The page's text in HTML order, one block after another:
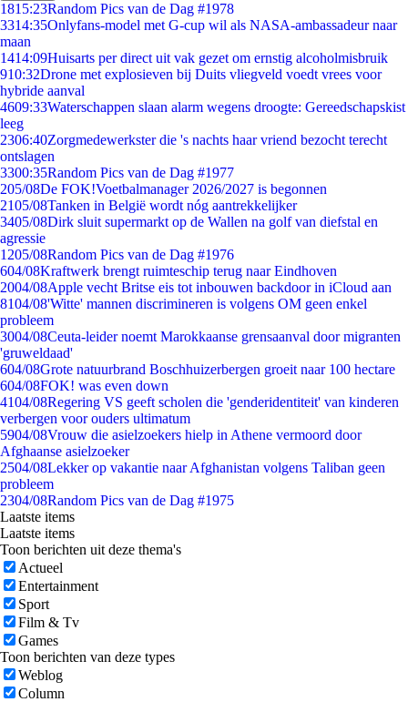
1815:23Random Pics van de Dag #1978
3314:35Onlyfans-model met G-cup wil als NASA-ambassadeur naar
maan
1414:09Huisarts per direct uit vak gezet om ernstig alcoholmisbruik
910:32Drone met explosieven bij Duits vliegveld voedt vrees voor
hybride aanval
4609:33Waterschappen slaan alarm wegens droogte: Gereedschapskist
leeg
2306:40Zorgmedewerkster die 's nachts haar vriend bezocht terecht
ontslagen
3300:35Random Pics van de Dag #1977
205/08De FOK!Voetbalmanager 2026/2027 is begonnen
2105/08Tanken in België wordt nóg aantrekkelijker
3405/08Dirk sluit supermarkt op de Wallen na golf van diefstal en
agressie
1205/08Random Pics van de Dag #1976
604/08Kraftwerk brengt ruimteschip terug naar Eindhoven
2004/08Apple vecht Britse eis tot inbouwen backdoor in iCloud aan
8104/08'Witte' mannen discrimineren is volgens OM geen enkel
probleem
3004/08Ceuta-leider noemt Marokkaanse grensaanval door migranten
'gruweldaad'
604/08Grote natuurbrand Boschhuizerbergen groeit naar 100 hectare
604/08FOK! was even down
4104/08Regering VS geeft scholen die 'genderidentiteit' van kinderen
verbergen voor ouders ultimatum
5904/08Vrouw die asielzoekers hielp in Athene vermoord door
Afghaanse asielzoeker
2504/08Lekker op vakantie naar Afghanistan volgens Taliban geen
probleem
2304/08Random Pics van de Dag #1975
Laatste items
Laatste items
Toon berichten uit deze thema's
Actueel
Entertainment
Sport
Film & Tv
Games
Toon berichten van deze types
Weblog
Column